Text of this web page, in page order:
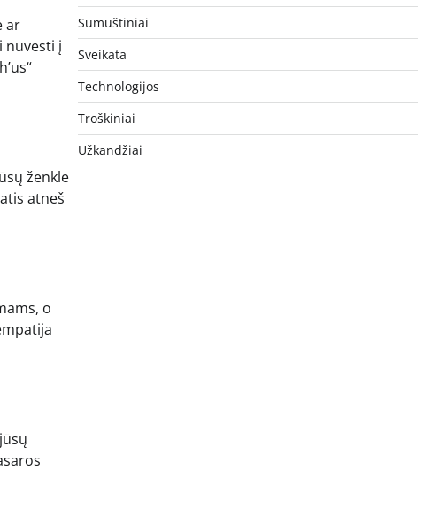
ar
nuvesti į
ženkle
atneš
o
Sumuštiniai
Sveikata
Technologijos
Troškiniai
Užkandžiai